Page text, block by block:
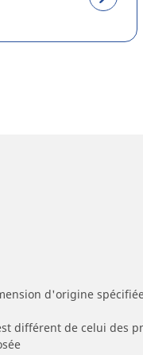
d'origine
différent de celui des